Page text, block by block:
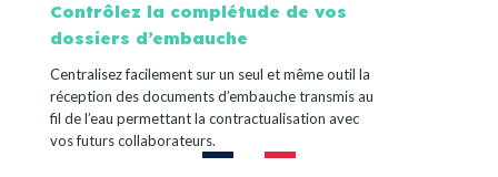
Contrôlez la complétude de vos
dossiers d’embauche
Centralisez facilement sur un seul et même outil la
réception des documents d’embauche transmis au
fil de l’eau permettant la contractualisation avec
vos futurs collaborateurs.